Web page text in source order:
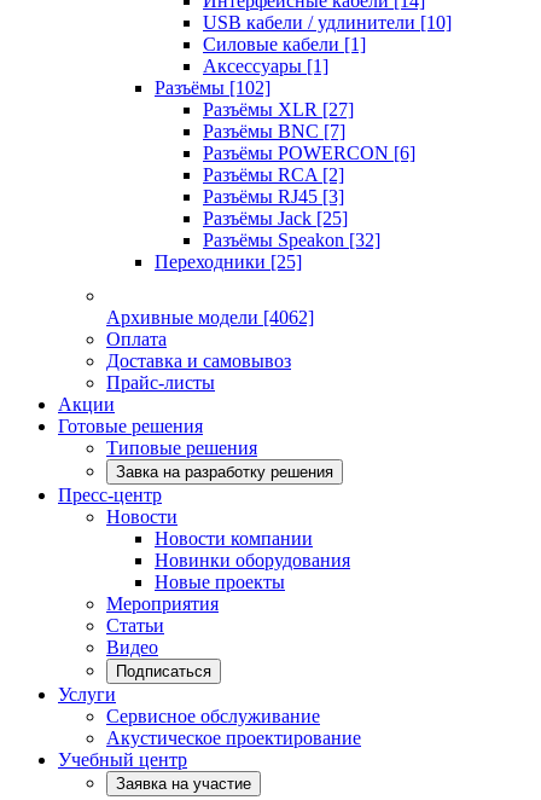
USB кабели / удлинители [10]
Силовые кабели [1]
Аксессуары [1]
Разъёмы [102]
Разъёмы XLR [27]
Разъёмы BNC [7]
Разъёмы POWERCON [6]
Разъёмы RCA [2]
Разъёмы RJ45 [3]
Разъёмы Jack [25]
Разъёмы Speakon [32]
Переходники [25]
Архивные модели [4062]
Оплата
Доставка и самовывоз
Прайс-листы
Акции
Готовые решения
Типовые решения
Завка на разработку решения
Пресс-центр
Новости
Новости компании
Новинки оборудования
Новые проекты
Мероприятия
Статьи
Видео
Подписаться
Услуги
Сервисное обслуживание
Акустическое проектирование
Учебный центр
Заявка на участие